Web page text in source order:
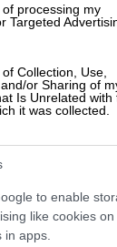
processing my
Targeted
Collection, Use,
or Sharing of
Is Unrelated with
it was collected.
to enable
like cookies
apps.
12:00
- Τι
12:21
των πυλών:
1962 τότε
τον όλεθρο